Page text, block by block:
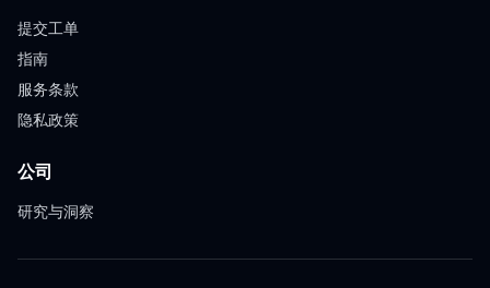
提交工单
指南
服务条款
隐私政策
公司
研究与洞察